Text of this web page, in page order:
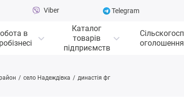
Viber Telegram
в
Каталог
товарів
підприємств
Сільскогосп
оголошення
село Надеждівка династія фг